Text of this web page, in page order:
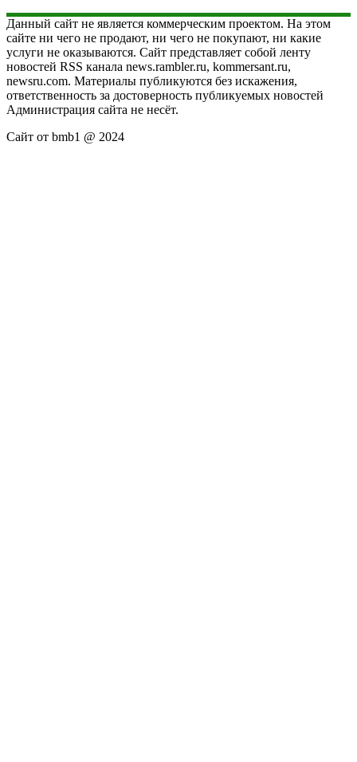
Данный сайт не является коммерческим проектом. На этом
сайте ни чего не продают, ни чего не покупают, ни какие
услуги не оказываются. Сайт представляет собой ленту
новостей RSS канала news.rambler.ru, kommersant.ru,
newsru.com. Материалы публикуются без искажения,
ответственность за достоверность публикуемых новостей
Администрация сайта не несёт.
Сайт от bmb1 @ 2024